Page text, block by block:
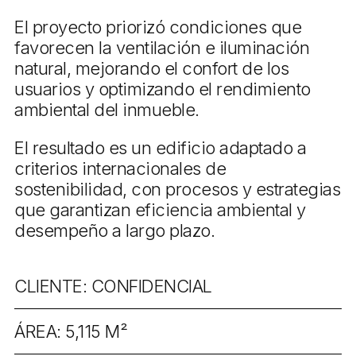
El proyecto priorizó condiciones que
favorecen la ventilación e iluminación
natural, mejorando el confort de los
usuarios y optimizando el rendimiento
ambiental del inmueble.
El resultado es un edificio adaptado a
criterios internacionales de
sostenibilidad, con procesos y estrategias
que garantizan eficiencia ambiental y
desempeño a largo plazo.
CLIENTE: CONFIDENCIAL
ÁREA: 5,115 M²